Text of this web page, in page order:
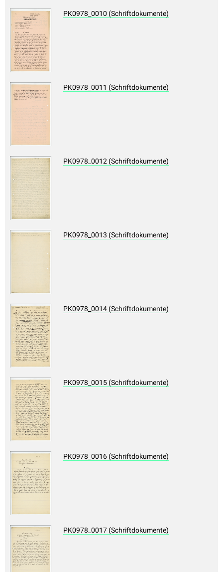
PK0978_0010 (Schriftdokumente)
PK0978_0011 (Schriftdokumente)
PK0978_0012 (Schriftdokumente)
PK0978_0013 (Schriftdokumente)
PK0978_0014 (Schriftdokumente)
PK0978_0015 (Schriftdokumente)
PK0978_0016 (Schriftdokumente)
PK0978_0017 (Schriftdokumente)